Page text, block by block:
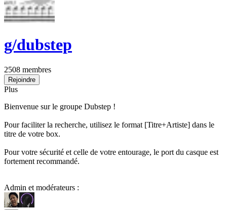
g/dubstep
2508 membres
Rejoindre
Plus
Bienvenue sur le groupe Dubstep !
Pour faciliter la recherche, utilisez le format [Titre+Artiste] dans le
titre de votre box.
Pour votre sécurité et celle de votre entourage, le port du casque est
fortement recommandé.
Admin et modérateurs :